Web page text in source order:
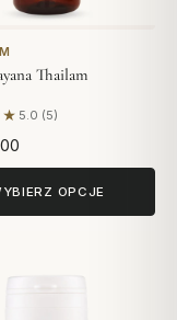
Thailam
5.0 (5)5 opinii
OPCJE